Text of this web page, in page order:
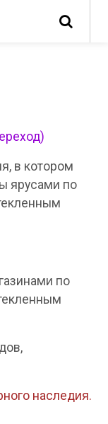
в котором
ярусами по
по
наследия.